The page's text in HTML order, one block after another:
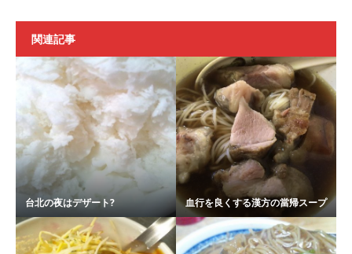
関連記事
台北の夜はデザート? 血行を良くする漢方の當帰スープ